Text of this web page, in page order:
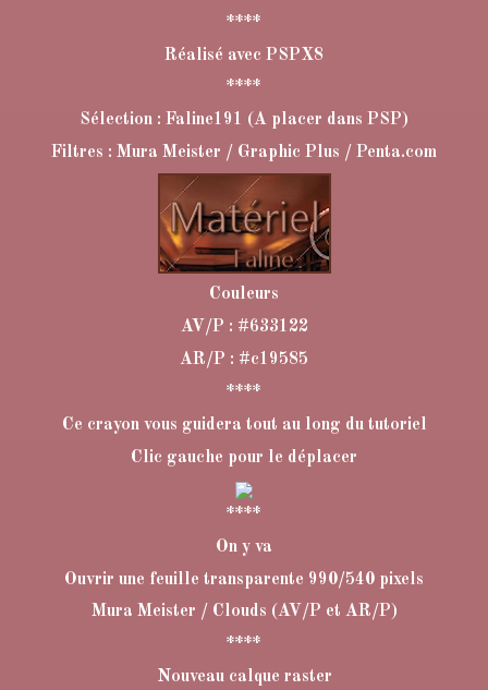
****
Réalisé avec PSPX8
****
Sélection : Faline191 (A placer dans PSP)
Filtres : Mura Meister / Graphic Plus / Penta.com
Couleurs
AV/P : #633122
AR/P : #c19585
****
Ce crayon vous guidera tout au long du tutoriel
Clic gauche pour le déplacer
****
On y va
Ouvrir une feuille transparente 990/540 pixels
Mura Meister / Clouds (AV/P et AR/P)
****
Nouveau calque raster